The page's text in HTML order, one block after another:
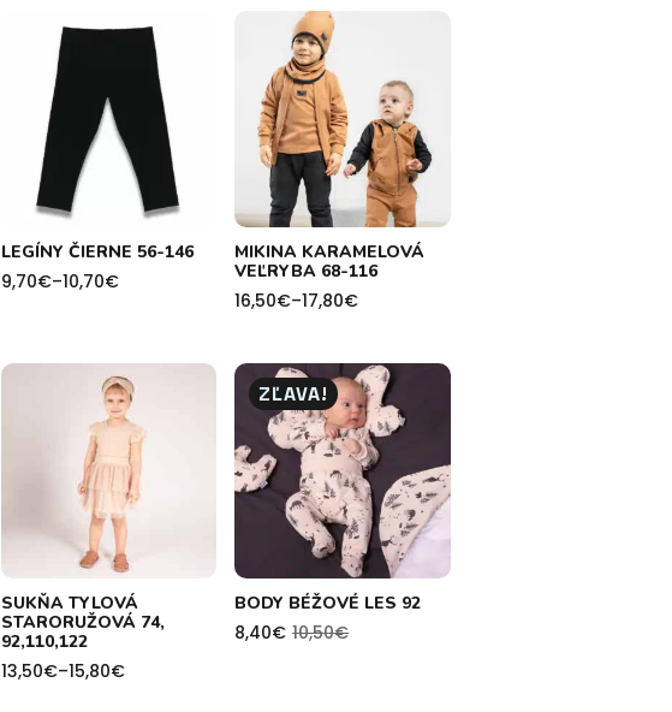
through
LEGÍNY ČIERNE 56-146
9,70€–10,70€
Price
10,70€
MIKINA KARAMELOVÁ
VEĽRYBA 68-116
16,50€–17,80€
Price
through
17,80€
SUKŇA TYLOVÁ
STARORUŽOVÁ 74,
92,110,122
13,50€–15,80€
Price
ZĽAVA!
BODY BÉŽOVÉ LES 92
10,50€
Pôvodná
8,40€
Aktuálna